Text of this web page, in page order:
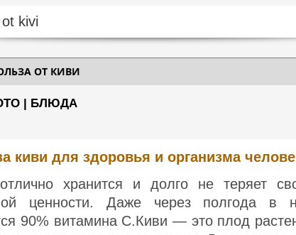
ОТ КИВИ
| БЛЮДА
киви для здоровья и организма
хранится и долго не теряет
ценности. Даже через полгода в
90% витамина С.Киви — это плод